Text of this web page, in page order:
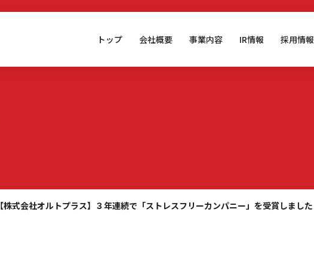
トップ 会社概要 事業内容 IR情報 採用情報
【株式会社オルトプラス】３年連続で「ストレスフリーカンパニー」を受賞しました